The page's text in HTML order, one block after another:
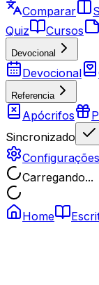
Comparar
Quiz
Cursos
Devocional
Devocional
Referencia
Apócrifos
Sincronizado
Configurações
Carregando...
Home